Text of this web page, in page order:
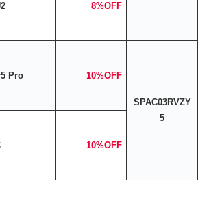
8%OFF
Pro 10%OFF
SPAC03RVZY
5
10%OFF